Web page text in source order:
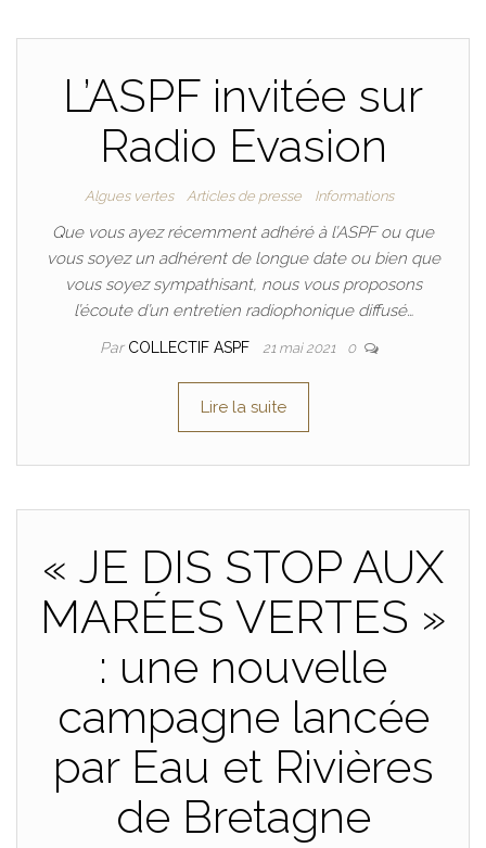
L’ASPF invitée sur
Radio Evasion
Algues vertes Articles de presse Informations
Que vous ayez récemment adhéré à l’ASPF ou que
vous soyez un adhérent de longue date ou bien que
vous soyez sympathisant, nous vous proposons
l’écoute d’un entretien radiophonique diffusé…
Par COLLECTIF ASPF 21 mai 2021 0
Lire la suite
« JE DIS STOP AUX
MARÉES VERTES »
: une nouvelle
campagne lancée
par Eau et Rivières
de Bretagne